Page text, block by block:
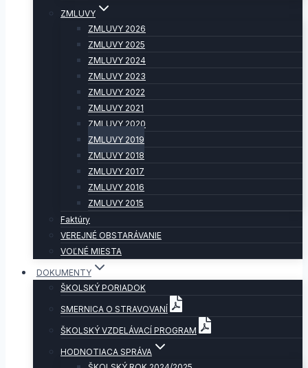
ZMLUVY
ZMLUVY 2026
ZMLUVY 2025
ZMLUVY 2024
ZMLUVY 2023
ZMLUVY 2022
ZMLUVY 2021
ZMLUVY 2020
ZMLUVY 2019
ZMLUVY 2018
ZMLUVY 2017
ZMLUVY 2016
ZMLUVY 2015
Faktúry
VEREJNÉ OBSTARÁVANIE
VOĽNÉ MIESTA
DOKUMENTY
ŠKOLSKÝ PORIADOK
SMERNICA O STRAVOVANÍ
ŠKOLSKÝ VZDELÁVACÍ PROGRAM
HODNOTIACA SPRÁVA